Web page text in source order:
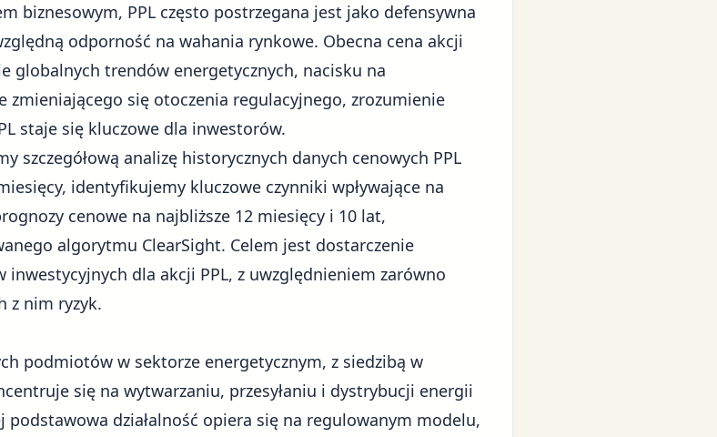
biznesowym, PPL często postrzegana jest jako defensywna
odporność na wahania rynkowe. Obecna cena akcji
globalnych trendów energetycznych, nacisku na
zmieniającego się otoczenia regulacyjnego, zrozumienie
staje się kluczowe dla inwestorów.
szczegółową analizę historycznych danych cenowych PPL
identyfikujemy kluczowe czynniki wpływające na
cenowe na najbliższe 12 miesięcy i 10 lat,
algorytmu ClearSight. Celem jest dostarczenie
dla akcji PPL, z uwzględnieniem zarówno
z nim ryzyk.
podmiotów w sektorze energetycznym, z siedzibą w
się na wytwarzaniu, przesyłaniu i dystrybucji energii
podstawowa działalność opiera się na regulowanym modelu,